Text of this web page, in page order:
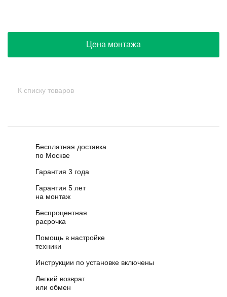
Цена монтажа
К списку товаров
Бесплатная доставка
по Москве
Гарантия 3 года
Гарантия 5 лет
на монтаж
Беспроцентная
расрочка
Помощь в настройке
техники
Инструкции по установке включены
Легкий возврат
или обмен